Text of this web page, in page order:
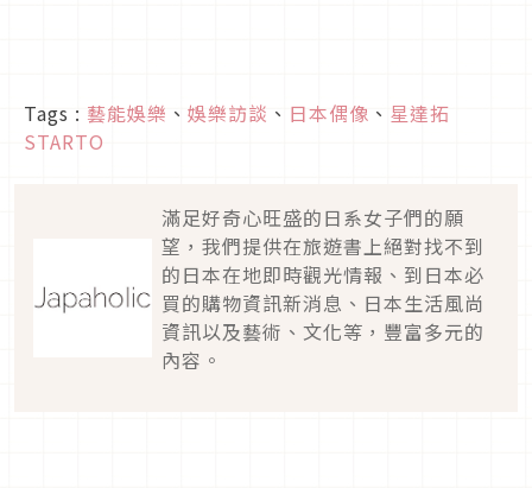
Tags : 藝能娛樂 、 娛樂訪談 、 日本偶像 、 星達拓
STARTO
滿足好奇心旺盛的日系女子們的願
望，我們提供在旅遊書上絕對找不到
的日本在地即時觀光情報、到日本必
買的購物資訊新消息、日本生活風尚
資訊以及藝術、文化等，豐富多元的
內容。